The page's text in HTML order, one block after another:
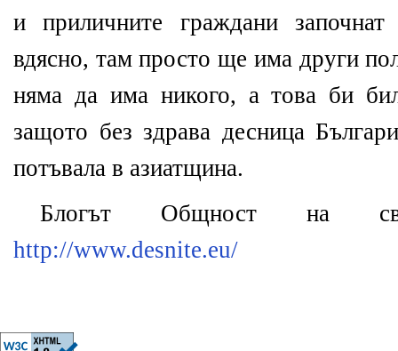
и приличните граждани започнат
вдясно, там просто ще има други
няма да има никого, а това би
защото без здрава десница
потъвала в азиатщина.
Блогът Общност на
http://www.desnite.eu/